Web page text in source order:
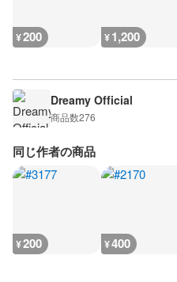
¥200 ¥1,200
Dreamy Official
商品数276
同じ作者の商品
¥200 ¥400